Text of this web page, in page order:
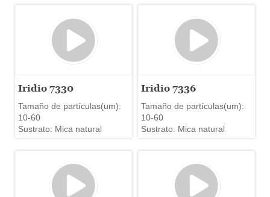
Iridio 7330
Tamaño de partículas(um):
10-60
Sustrato: Mica natural
Iridio 7336
Tamaño de partículas(um):
10-60
Sustrato: Mica natural